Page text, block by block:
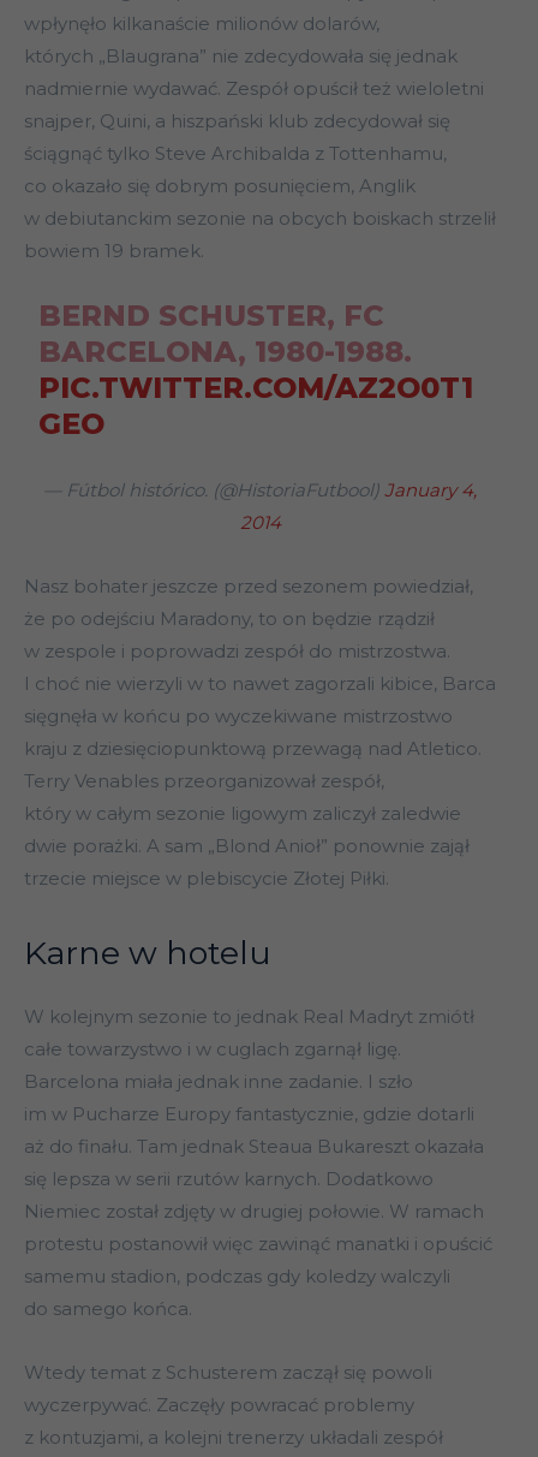
wpłynęło kilkanaście milionów dolarów,
których „Blaugrana” nie zdecydowała się jednak
nadmiernie wydawać. Zespół opuścił też wieloletni
snajper, Quini, a hiszpański klub zdecydował się
ściągnąć tylko Steve Archibalda z Tottenhamu,
co okazało się dobrym posunięciem, Anglik
w debiutanckim sezonie na obcych boiskach strzelił
bowiem 19 bramek.
BERND SCHUSTER, FC
BARCELONA, 1980-1988.
PIC.TWITTER.COM/AZ2O0T1
GEO
— Fútbol histórico. (@HistoriaFutbool) January 4,
2014
Nasz bohater jeszcze przed sezonem powiedział,
że po odejściu Maradony, to on będzie rządził
w zespole i poprowadzi zespół do mistrzostwa.
I choć nie wierzyli w to nawet zagorzali kibice, Barca
sięgnęła w końcu po wyczekiwane mistrzostwo
kraju z dziesięciopunktową przewagą nad Atletico.
Terry Venables przeorganizował zespół,
który w całym sezonie ligowym zaliczył zaledwie
dwie porażki. A sam „Blond Anioł” ponownie zajął
trzecie miejsce w plebiscycie Złotej Piłki.
Karne w hotelu
W kolejnym sezonie to jednak Real Madryt zmiótł
całe towarzystwo i w cuglach zgarnął ligę.
Barcelona miała jednak inne zadanie. I szło
im w Pucharze Europy fantastycznie, gdzie dotarli
aż do finału. Tam jednak Steaua Bukareszt okazała
się lepsza w serii rzutów karnych. Dodatkowo
Niemiec został zdjęty w drugiej połowie. W ramach
protestu postanowił więc zawinąć manatki i opuścić
samemu stadion, podczas gdy koledzy walczyli
do samego końca.
Wtedy temat z Schusterem zaczął się powoli
wyczerpywać. Zaczęły powracać problemy
z kontuzjami, a kolejni trenerzy układali zespół